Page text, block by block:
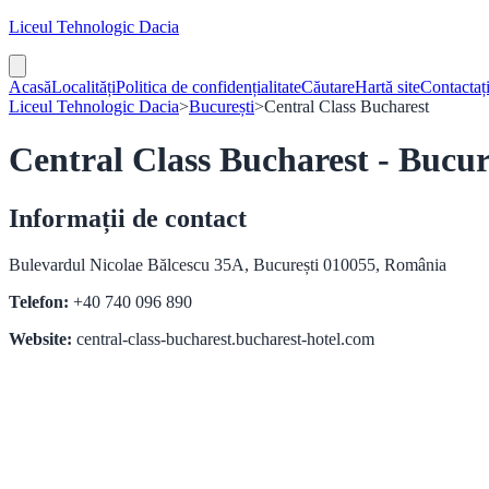
Liceul Tehnologic Dacia
AcasăLocalitățiPolitica de confidențialitateCăutareHartă site
Liceul Tehnologic Dacia>București>Central Class Bucharest
Central Class Bucharest -
Informații de contact
Bulevardul Nicolae Bălcescu 35A, București 010055, România
Telefon: +40 740 096 890
Website: central-class-bucharest.bucharest-hotel.com